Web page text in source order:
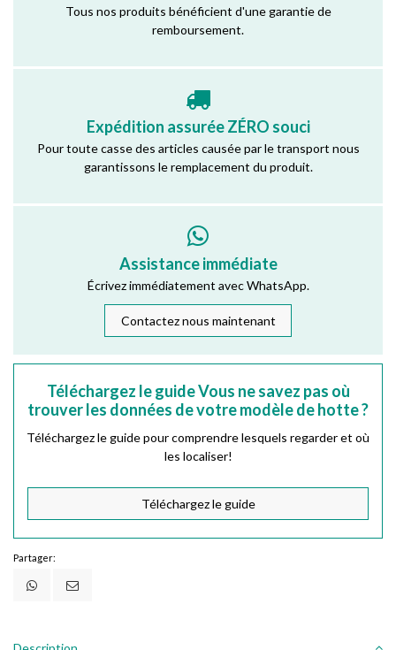
Tous nos produits bénéficient d'une garantie de
remboursement.
Expédition assurée ZÉRO souci
Pour toute casse des articles causée par le transport nous
garantissons le remplacement du produit.
Assistance immédiate
Écrivez immédiatement avec WhatsApp.
Contactez nous maintenant
Téléchargez le guide Vous ne savez pas où
trouver les données de votre modèle de hotte ?
Téléchargez le guide pour comprendre lesquels regarder et où
les localiser!
Téléchargez le guide
Partager: